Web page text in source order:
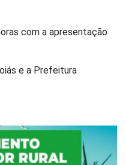
com a apresentação
e a Prefeitura